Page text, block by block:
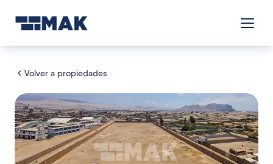
Volver a propiedades